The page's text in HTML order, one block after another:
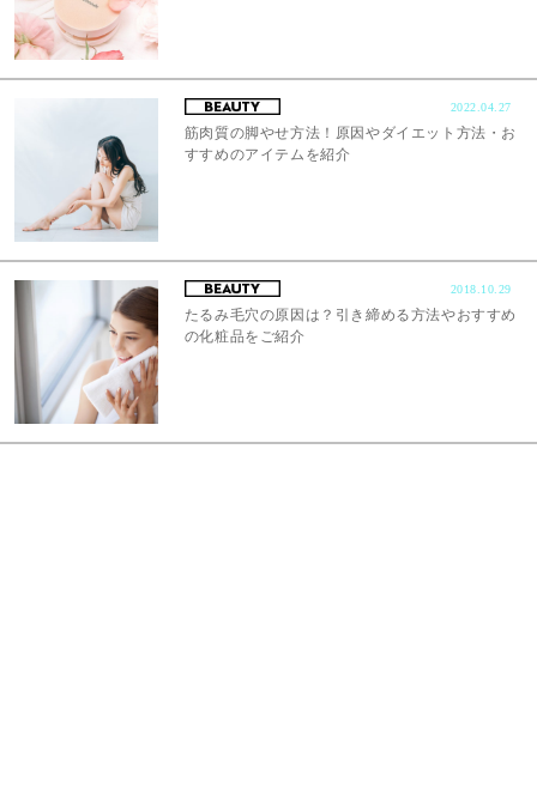
2022.04.27
筋肉質の脚やせ方法！原因やダイエット方法・お
すすめのアイテムを紹介
2018.10.29
たるみ毛穴の原因は？引き締める方法やおすすめ
の化粧品をご紹介